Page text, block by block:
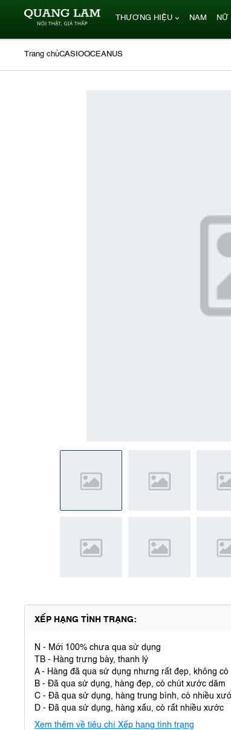
THƯƠNG HIỆU NAM NỮ
Trang chủCASIOOCEANUS
XẾP HẠNG TÌNH TRẠNG:
N - Mới 100% chưa qua sử dụng
TB - Hàng trưng bày, thanh lý
A - Hàng đã qua sử dụng nhưng rất đẹp, không
B - Đã qua sử dụng, hàng đẹp, có chút xước dăm
C - Đã qua sử dụng, hàng trung bình, có nhiều
D - Đã qua sử dụng, hàng xấu, có rất nhiều xước
Xem thêm về tiêu chí Xếp hạng tình trạng